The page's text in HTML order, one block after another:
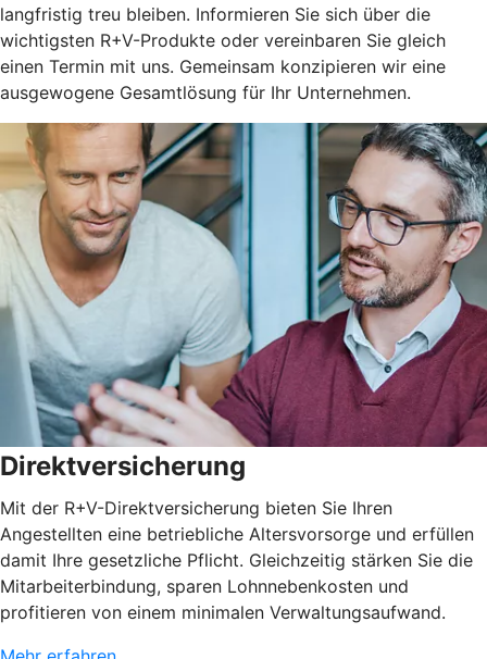
langfristig treu bleiben. Informieren Sie sich über die
wichtigsten R+V-Produkte oder vereinbaren Sie gleich
einen Termin mit uns. Gemeinsam konzipieren wir eine
ausgewogene Gesamtlösung für Ihr Unternehmen.
Direktversicherung
Mit der R+V-Direktversicherung bieten Sie Ihren
Angestellten eine betriebliche Altersvorsorge und erfüllen
damit Ihre gesetzliche Pflicht. Gleichzeitig stärken Sie die
Mitarbeiterbindung, sparen Lohnnebenkosten und
profitieren von einem minimalen Verwaltungsaufwand.